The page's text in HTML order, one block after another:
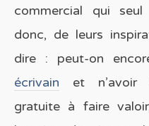
commercial qui
donc, de leurs
dire : peut-on
écrivain et n’avoir
gratuite à faire